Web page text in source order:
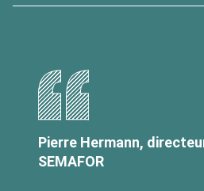
Pierre Hermann,
SEMAFOR